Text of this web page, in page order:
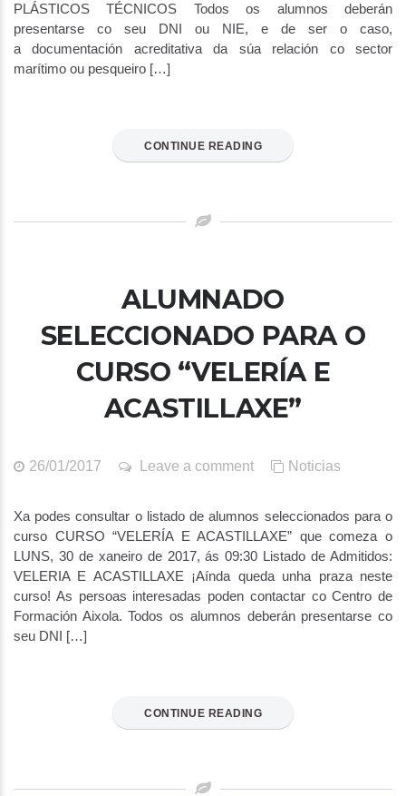
PLÁSTICOS TÉCNICOS Todos os alumnos deberán
presentarse co seu DNI ou NIE, e de ser o caso,
a documentación acreditativa da súa relación co sector
marítimo ou pesqueiro […]
CONTINUE READING
ALUMNADO
SELECCIONADO PARA O
CURSO “VELERÍA E
ACASTILLAXE”
26/01/2017 Leave a comment Noticias
Xa podes consultar o listado de alumnos seleccionados para o
curso CURSO “VELERÍA E ACASTILLAXE” que comeza o
LUNS, 30 de xaneiro de 2017, ás 09:30 Listado de Admitidos:
VELERIA E ACASTILLAXE ¡Aínda queda unha praza neste
curso! As persoas interesadas poden contactar co Centro de
Formación Aixola. Todos os alumnos deberán presentarse co
seu DNI […]
CONTINUE READING